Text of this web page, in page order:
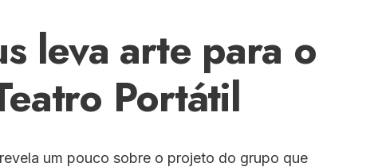
leva arte para o
Portátil
um pouco sobre o projeto do grupo que